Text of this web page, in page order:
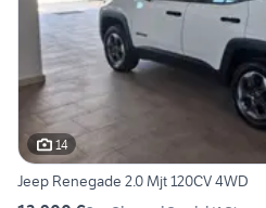
14
Jeep Renegade 2.0 Mjt 120CV 4WD